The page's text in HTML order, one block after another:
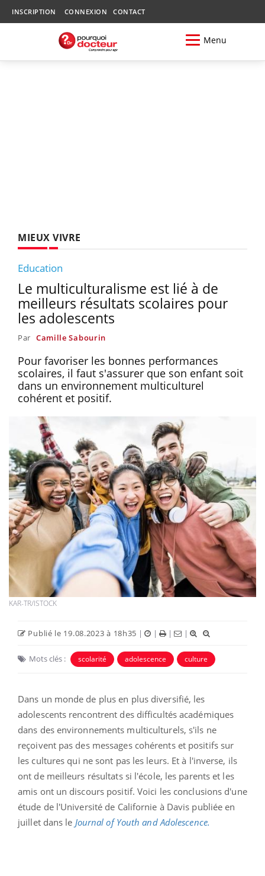
INSCRIPTION CONNEXION CONTACT
Menu
MIEUX VIVRE
Education
Le multiculturalisme est lié à de
meilleurs résultats scolaires pour
les adolescents
Par Camille Sabourin
Pour favoriser les bonnes performances
scolaires, il faut s'assurer que son enfant soit
dans un environnement multiculturel
cohérent et positif.
KAR-TR/ISTOCK
Publié le 19.08.2023 à 18h35 | | | |
Mots clés : scolarité adolescence culture
Dans un monde de plus en plus diversifié, les
adolescents rencontrent des difficultés académiques
dans des environnements multiculturels, s'ils ne
reçoivent pas des messages cohérents et positifs sur
les cultures qui ne sont pas les leurs. Et à l'inverse, ils
ont de meilleurs résultats si l'école, les parents et les
amis ont un discours positif. Voici les conclusions d'une
étude de l'Université de Californie à Davis publiée en
juillet dans le Journal ofYouth and Adolescence.